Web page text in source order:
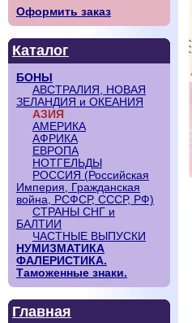
Оформить заказ
Каталог
БОНЫ
АВСТРАЛИЯ, НОВАЯ
ЗЕЛАНДИЯ и ОКЕАНИЯ
АЗИЯ
АМЕРИКА
АФРИКА
ЕВРОПА
НОТГЕЛЬДЫ
РОССИЯ (Российская
Империя, Гражданская
война, РСФСР, СССР, РФ)
СТРАНЫ СНГ и
БАЛТИИ
ЧАСТНЫЕ ВЫПУСКИ
НУМИЗМАТИКА
ФАЛЕРИСТИКА.
Таможенные знаки.
Главная